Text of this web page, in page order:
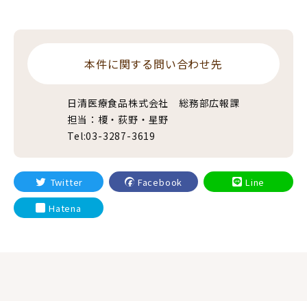
本件に関する問い合わせ先
日清医療食品株式会社 総務部広報課
担当：榎・荻野・星野
Tel:03-3287-3619
Twitter Facebook
Line
Hatena